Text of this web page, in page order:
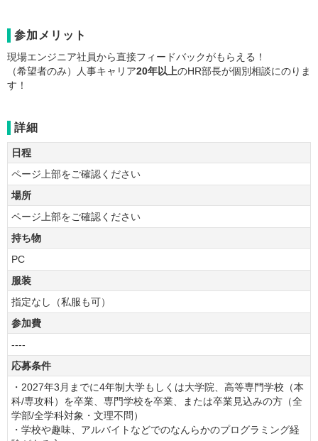
参加メリット
現場エンジニア社員から直接フィードバックがもらえる！
（希望者のみ）人事キャリア20年以上のHR部長が個別相談にのりま
す！
詳細
日程
ページ上部をご確認ください
場所
ページ上部をご確認ください
持ち物
PC
服装
指定なし（私服も可）
参加費
----
応募条件
・2027年3月までに4年制大学もしくは大学院、高等専門学校（本
科/専攻科）を卒業、専門学校を卒業、または卒業見込みの方（全
学部/全学科対象・文理不問）
・学校や趣味、アルバイトなどでのなんらかのプログラミング経